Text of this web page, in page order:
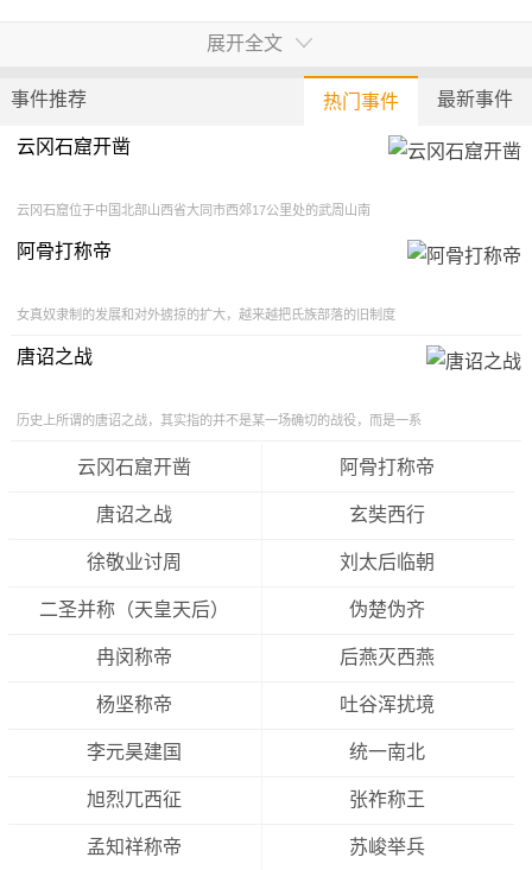
唐朝和吐蕃之间大战逐渐以吐蕃的示弱而告终，加上当时吐
蕃内部的斗争也削弱了吐蕃的不少力量，于是吐蕃和唐朝暂
时休战，而南诏也逐渐成为了唐朝的下属国，正式得到了唐
朝的册封。
战争。唐诏之战在历史上以延续时间长，跨度大而闻名，很
唐诏之战的经过分为几个阶段，当时的吐蕃是一个国力强盛
个，南诏在吐蕃的附属国中是最为得势的。之后唐朝和吐蕃
发生了几场规模不小的战争，双方的损失都比较严重，但是
这个时候的战争，都是因为土地问题产生的争端。这是早期
南诏是介于两个国家中间的一个小国，也是战争途中的必经
为不堪吐蕃的强权统治，转而投靠唐朝，这让吐蕃大为生
气，立即派出了军队，向唐朝宣战，唐朝也不甘示弱，战争
的军队将士在战争当中伤亡，一直到吐蕃内部政权产生了危
机，才单方面的停止了和唐朝之间的战争。
后来，吐蕃的政权逐渐稳定下来，再次起了攻打唐朝的心
展开全文
事件推荐 热门事件 最新事件
云冈石窟开凿
云冈石窟位于中国北部山西省大同市西郊17公里处的武周山南
窟龛252个，石雕造像51000余躯，为中国规模最大的古代石窟群
元魏和平年（公元四六O年—四六五年），任北台昭玄统，绥辑
众，妙得其一，住恒安石窟通乐寺，即魏之所造也。去恒安西北
大者，举高二十余丈，可受三千许人，面别镌像，穷诸巧
阿骨打称帝
女真奴隶制的发展和对外掳掠的扩大，越来越把氏族部落的旧制度
了。天庆四年（1114年），阿骨打出兵得胜，射死辽将耶律谢十
国。1115年夏历正月元旦，阿骨打即皇帝位，建立起奴隶主的国
唐诏之战
历史上所谓的唐诏之战，其实指的并不是某一场确切的战役，而是一系
唐朝强盛时期就开始了，一直到唐朝灭亡才结束。
云冈石窟开凿 阿骨打称帝
唐诏之战 玄奘西行
徐敬业讨周 刘太后临朝
二圣并称（天皇天后） 伪楚伪齐
冉闵称帝 后燕灭西燕
杨坚称帝 吐谷浑扰境
李元昊建国 统一南北
旭烈兀西征 张祚称王
孟知祥称帝 苏峻举兵